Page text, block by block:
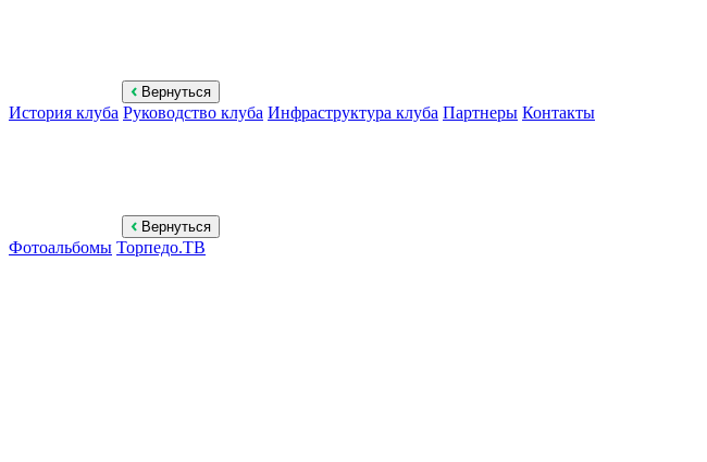
Вернуться
История клуба Руководство клуба Инфраструктура клуба Партнеры Контакты
Вернуться
Фотоальбомы Торпедо.ТВ